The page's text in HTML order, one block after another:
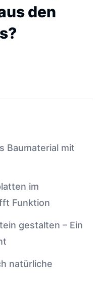
den
Baumaterial mit
im
Funktion
gestalten – Ein
natürliche